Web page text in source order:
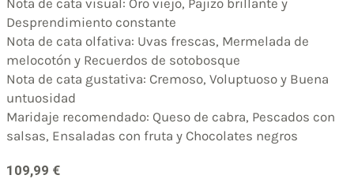
Desprendimiento constante
Nota de cata olfativa: Uvas frescas, Mermelada de
melocotón y Recuerdos de sotobosque
Nota de cata gustativa: Cremoso, Voluptuoso y Buena
untuosidad
Maridaje recomendado: Queso de cabra, Pescados con
salsas, Ensaladas con fruta y Chocolates negros
109,99 €